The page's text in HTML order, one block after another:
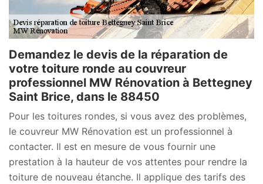
Demandez le devis de la réparation de
votre toiture ronde au couvreur
professionnel MW Rénovation à Bettegney
Saint Brice, dans le 88450
Pour les toitures rondes, si vous avez des problèmes,
le couvreur MW Rénovation est un professionnel à
contacter. Il est en mesure de vous fournir une
prestation à la hauteur de vos attentes pour rendre la
toiture de nouveau étanche. Il applique des tarifs des